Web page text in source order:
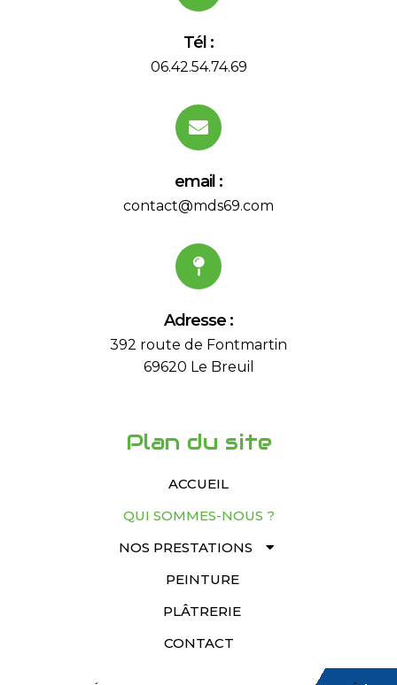
Tél :
06.42.54.74.69
email :
contact@mds69.com
Adresse :
392 route de Fontmartin
69620 Le Breuil
Plan du site
ACCUEIL
QUI SOMMES-NOUS ?
NOS PRESTATIONS
PEINTURE
PLÂTRERIE
CONTACT